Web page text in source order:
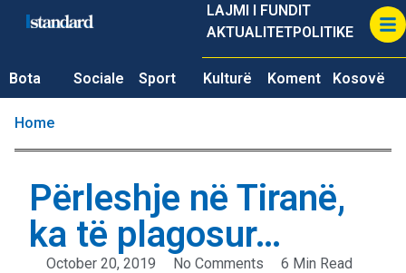
LAJMI I FUNDIT
AKTUALITETPOLITIKE
Bota Sociale Sport Kulturë Koment Kosovë
Home
Përleshje në Tiranë,
ka të plagosur…
October 20, 2019 No Comments
6 Min Read